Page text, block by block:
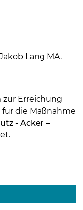
Lang MA.
zur Erreichung
die Maßnahme
- Acker –